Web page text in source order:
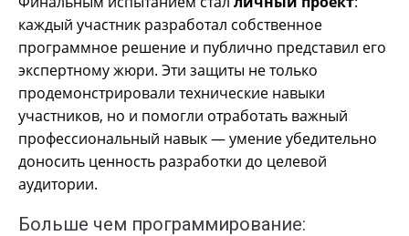
каждый участник разработал собственное
программное решение и публично представил его
экспертному жюри. Эти защиты не только
продемонстрировали технические навыки
участников, но и помогли отработать важный
профессиональный навык — умение убедительно
доносить ценность разработки до целевой
аудитории.
Больше чем программирование: